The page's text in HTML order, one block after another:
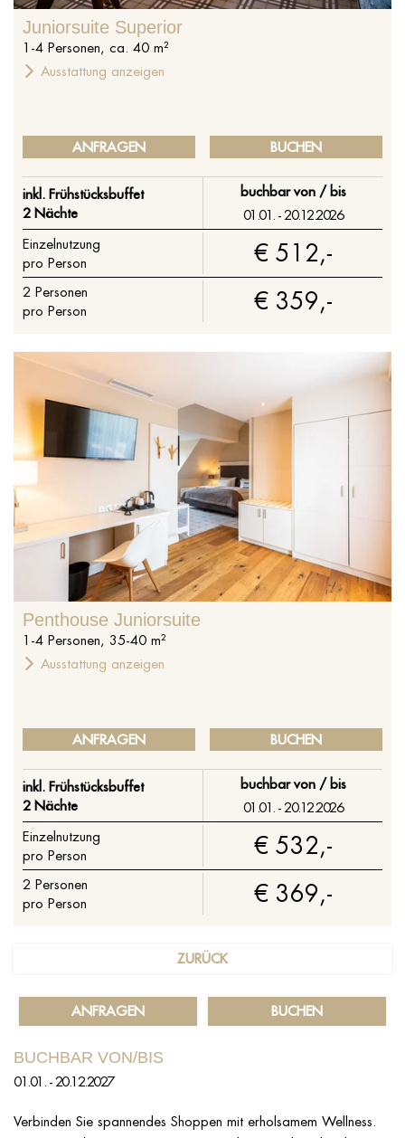
Juniorsuite Superior
1 -4 Personen, ca. 40 m²
Ausstattung anzeigen
ANFRAGEN BUCHEN
inkl. Frühstücksbuffet
2 Nächte
buchbar von / bis
01.01. - 20.12.2026
Einzelnutzung
pro Person
€ 512,-
2 Personen
pro Person
€ 359,-
Penthouse Juniorsuite
1 -4 Personen, 35-40 m²
Ausstattung anzeigen
ANFRAGEN BUCHEN
inkl. Frühstücksbuffet
2 Nächte
buchbar von / bis
01.01. - 20.12.2026
Einzelnutzung
pro Person
€ 532,-
2 Personen
pro Person
€ 369,-
ZURÜCK
ANFRAGEN BUCHEN
BUCHBAR VON/BIS
01.01. - 20.12.2027
Verbinden Sie spannendes Shoppen mit erholsamem Wellness.